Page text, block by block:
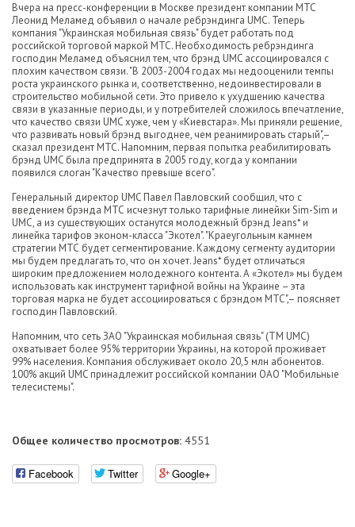
Вчера на пресс-конференции в Москве президент компании МТС
Леонид Меламед объявил о начале ребрэндинга UMC. Теперь
компания "Украинская мобильная связь" будет работать под
российской торговой маркой МТС. Необходимость ребрэндинга
господин Меламед объяснил тем, что брэнд UMC ассоциировался с
плохим качеством связи. "В 2003-2004 годах мы недооценили темпы
роста украинского рынка и, соответственно, недоинвестировали в
строительство мобильной сети. Это привело к ухудшению качества
связи в указанные периоды, и у потребителей сложилось впечатление,
что качество связи UMC хуже, чем у «Киевстара». Мы приняли решение,
что развивать новый брэнд выгоднее, чем реанимировать старый",–
сказал президент МТС. Напомним, первая попытка реабилитировать
брэнд UMC была предпринята в 2005 году, когда у компании
появился слоган "Качество превыше всего".
Генеральный директор UMC Павел Павловский сообщил, что с
введением брэнда МТС исчезнут только тарифные линейки Sim-Sim и
UMC, а из существующих останутся молодежный брэнд Jeans* и
линейка тарифов эконом-класса "Экотел". "Краеугольным камнем
стратегии МТС будет сегментирование. Каждому сегменту аудитории
мы будем предлагать то, что он хочет. Jeans* будет отличаться
широким предложением молодежного контента. А «Экотел» мы будем
использовать как инструмент тарифной войны на Украине – эта
торговая марка не будет ассоциироваться с брэндом МТС",– поясняет
господин Павловский.
Напомним, что сеть ЗАО "Украинская мобильная связь" (ТМ UMC)
охватывает более 95% территории Украины, на которой проживает
99% населения. Компания обслуживает около 20,5 млн абонентов.
100% акций UMC принадлежит российской компании ОАО "Мобильные
телесистемы".
Общее количество просмотров: 4551
Facebook Twitter Google+